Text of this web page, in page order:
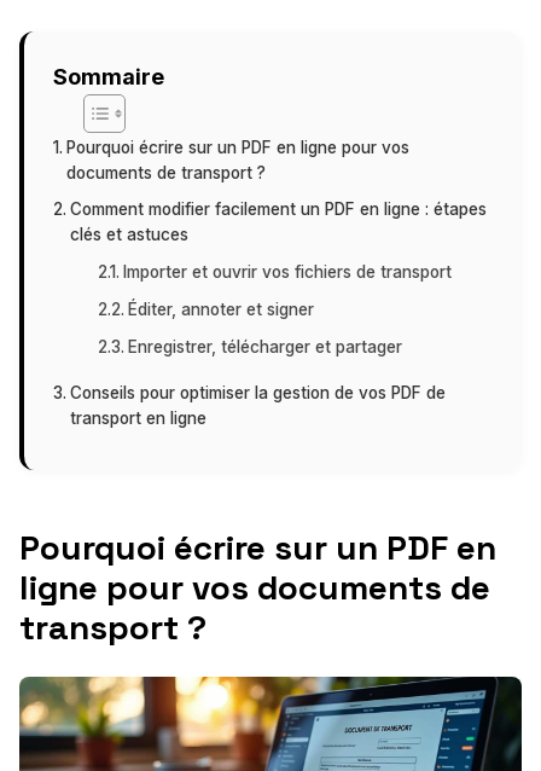
Sommaire
Pourquoi écrire sur un PDF en ligne pour vos
documents de transport ?
Comment modifier facilement un PDF en ligne : étapes
clés et astuces
Importer et ouvrir vos fichiers de transport
Éditer, annoter et signer
Enregistrer, télécharger et partager
Conseils pour optimiser la gestion de vos PDF de
transport en ligne
Pourquoi écrire sur un PDF en
ligne pour vos documents de
transport ?